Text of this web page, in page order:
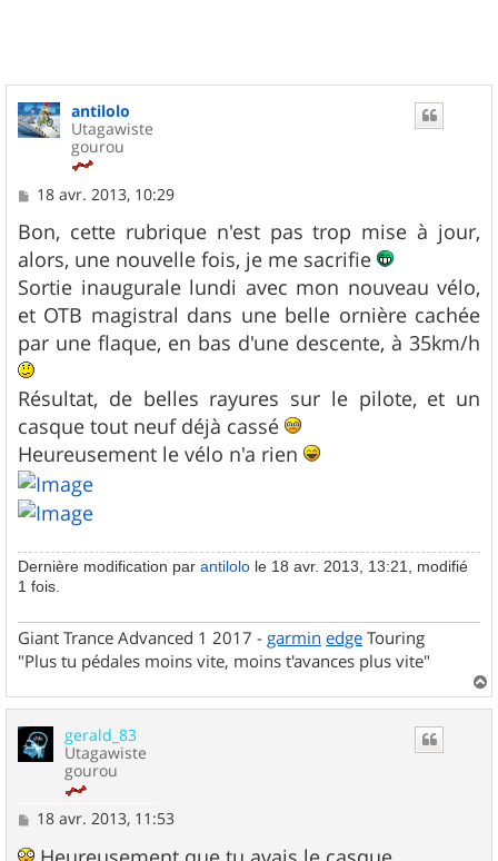
antilolo
Utagawiste
gourou
M
s
s
a
g
e
18 avr. 2013, 10:29
Bon, cette rubrique n'est pas trop mise à jour,
alors, une nouvelle fois, je me sacrifie
Sortie inaugurale lundi avec mon nouveau vélo,
et OTB magistral dans une belle ornière cachée
par une flaque, en bas d'une descente, à 35km/h
Résultat, de belles rayures sur le pilote, et un
casque tout neuf déjà cassé
Heureusement le vélo n'a rien
Dernière modification par antilolo le 18 avr. 2013, 13:21, modifié
1 fois.
Giant Trance Advanced 1 2017 - garmin edge Touring
"Plus tu pédales moins vite, moins t'avances plus vite"
a
gerald_83
Utagawiste
gourou
M
s
18 avr. 2013, 11:53